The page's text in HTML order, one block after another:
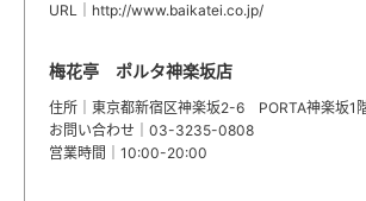
URL｜ http://www.baikatei.co.jp/
梅花亭 ポルタ神楽坂店
住所｜東京都新宿区神楽坂2-6 PORTA神楽坂1
お問い合わせ｜03-3235-0808
営業時間｜10:00-20:00